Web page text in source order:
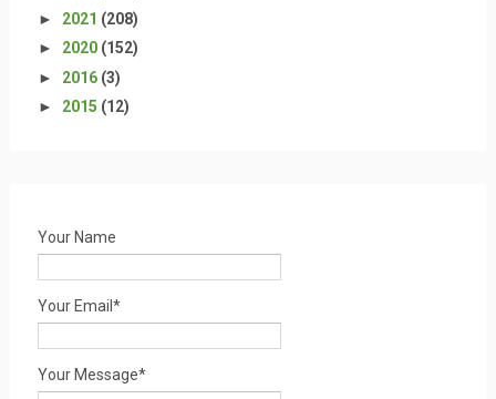
► 2021 (208)
► 2020 (152)
► 2016 (3)
► 2015 (12)
Your Name
Your Email*
Your Message*